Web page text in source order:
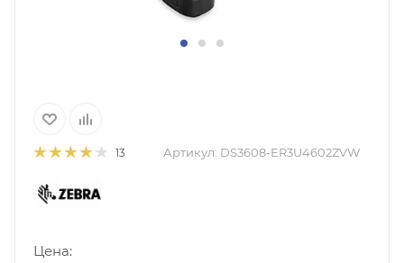
13 Артикул: DS3608-ER3U4602ZVW
Цена: